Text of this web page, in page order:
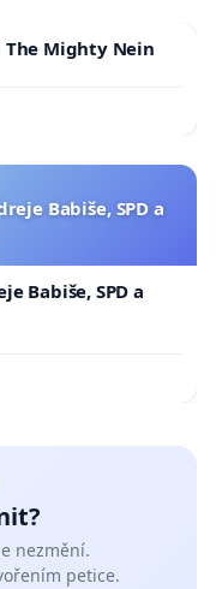
The Mighty Nein
Babiše, SPD a
Babiše, SPD a
nezmění.
petice.